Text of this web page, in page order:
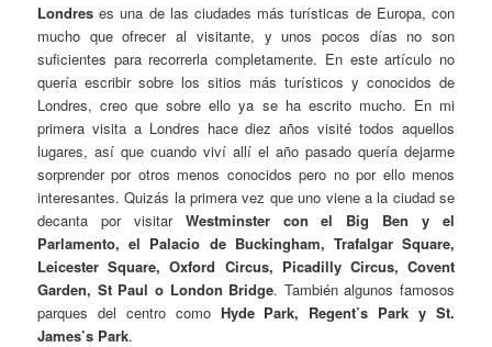
Londres es una de las ciudades más turísticas de Europa, con
mucho que ofrecer al visitante, y unos pocos días no son
suficientes para recorrerla completamente. En este artículo no
quería escribir sobre los sitios más turísticos y conocidos de
Londres, creo que sobre ello ya se ha escrito mucho. En mi
primera visita a Londres hace diez años visité todos aquellos
lugares, así que cuando viví allí el año pasado quería dejarme
sorprender por otros menos conocidos pero no por ello menos
interesantes. Quizás la primera vez que uno viene a la ciudad se
decanta por visitar Westminster con el Big Ben y el
Parlamento, el Palacio de Buckingham, Trafalgar Square,
Leicester Square, Oxford Circus, Picadilly Circus, Covent
Garden, St Paul o London Bridge. También algunos famosos
parques del centro como Hyde Park, Regent’s Park y St.
James’s Park.